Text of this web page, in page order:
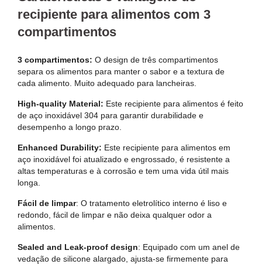
recipiente para alimentos com 3
compartimentos
3 compartimentos: O design de três compartimentos
separa os alimentos para manter o sabor e a textura de
cada alimento. Muito adequado para lancheiras.
High-quality Material: Este recipiente para alimentos é feito
de aço inoxidável 304 para garantir durabilidade e
desempenho a longo prazo.
Enhanced Durability: Este recipiente para alimentos em
aço inoxidável foi atualizado e engrossado, é resistente a
altas temperaturas e à corrosão e tem uma vida útil mais
longa.
Fácil de limpar: O tratamento eletrolítico interno é liso e
redondo, fácil de limpar e não deixa qualquer odor a
alimentos.
Sealed and Leak-proof design: Equipado com um anel de
vedação de silicone alargado, ajusta-se firmemente para